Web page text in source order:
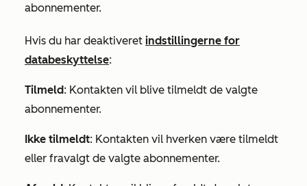
abonnementer.
Hvis du har deaktiveret indstillingerne for
databeskyttelse:
Tilmeld: Kontakten vil blive tilmeldt de valgte
abonnementer.
Ikke tilmeldt: Kontakten vil hverken være tilmeldt
eller fravalgt de valgte abonnementer.